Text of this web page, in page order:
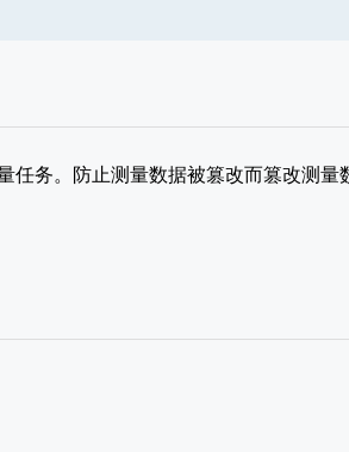
任务。防止测量数据被篡改而篡改测